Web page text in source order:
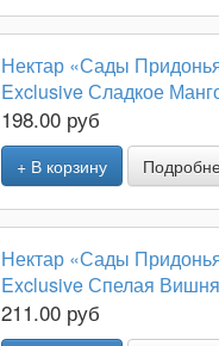
Нектар «Сады
Exclusive Сладкое
198.00 руб
+ В корзину
Нектар «Сады
Exclusive Спелая
211.00 руб